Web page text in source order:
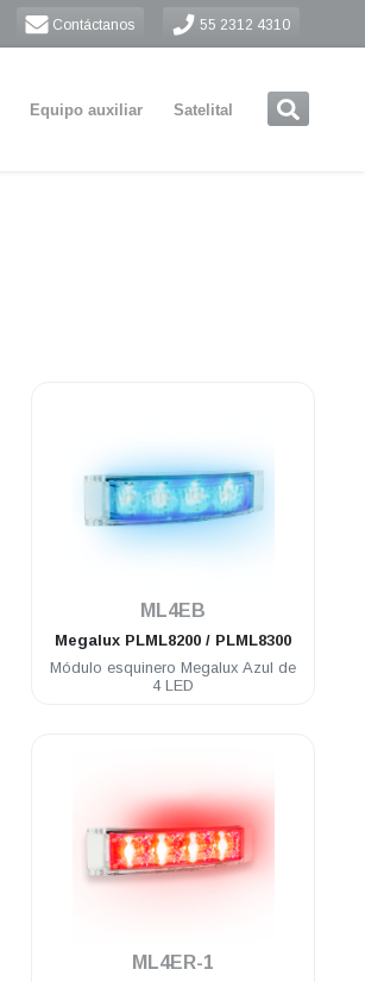
Contáctanos 55 2312 4310
Equipo auxiliar Satelital
ML4EB
Megalux PLML8200 / PLML8300
Módulo esquinero Megalux Azul de
4 LED
ML4ER-1